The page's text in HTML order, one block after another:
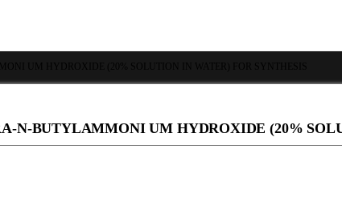
N-BUTYLAMMONI UM HYDROXIDE (20%